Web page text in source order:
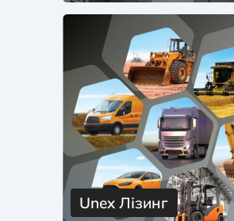
Unex Лізинг